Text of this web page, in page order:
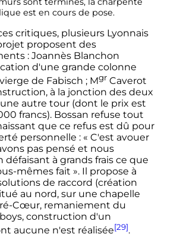
est en cours de pose.
critiques, plusieurs Lyonnais
proposent des
: Joannès Blanchon
d'une grande colonne
de Fabisch ; MgrCaverot
à la jonction des deux
autre tour (dont le prix est
francs). Bossan refuse tout
que ce refus est dû pour
personnelle : « C'est avouer
pas pensé et nous
à grands frais ce que
mêmes fait ». Il propose à
de raccord (création
au nord, sur une chapelle
Cœur, remaniement du
construction d'un
aucune n'est réalisée[29].